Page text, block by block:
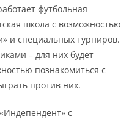
футбольная
школа с возможностью
и специальных турниров.
– для них будет
познакомиться с
против них.
с